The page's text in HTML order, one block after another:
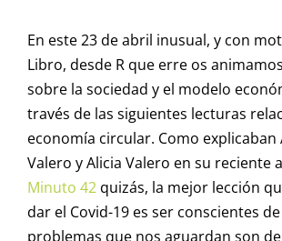
En este 23 de abril inusual, y con
Libro, desde R que erre os
sobre la sociedad y el modelo
través de las siguientes lecturas
economía circular. Como explicaban
Valero y Alicia Valero en su reciente
Minuto 42 quizás, la mejor lección
dar el Covid-19 es ser conscientes
problemas que nos aguardan son